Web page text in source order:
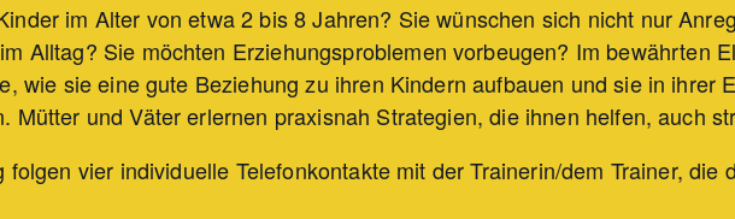
im Alter von etwa 2 bis 8 Jahren? Sie wünschen sich nicht nur
Alltag? Sie möchten Erziehungsproblemen vorbeugen? Im bewährten
wie sie eine gute Beziehung zu ihren Kindern aufbauen und sie in ihrer
Mütter und Väter erlernen praxisnah Strategien, die ihnen helfen, auch
vier individuelle Telefonkontakte mit der Trainerin/dem Trainer,